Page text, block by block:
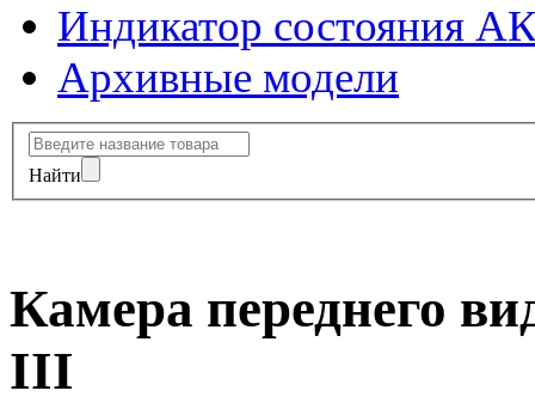
Индикатор состояния
Архивные модели
Найти
Камера переднего
III